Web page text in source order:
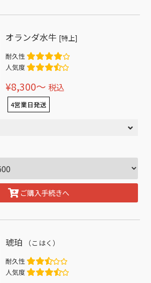
オランダ水牛 [特上]
耐久性
人気度
¥8,300〜 税込
4営業日発送
ご購入手続きへ
琥珀 （こはく）
耐久性
人気度